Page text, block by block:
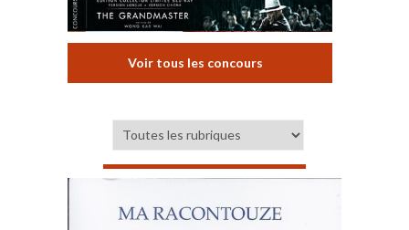
Voir tous les concours